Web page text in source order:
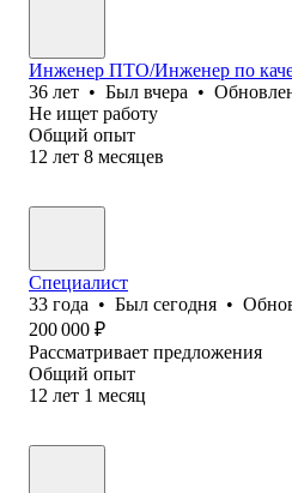
Инженер ПТО/Инженер по
36 лет • Был вчера •
Не ищет работу
Общий опыт
12 лет 8 месяцев
Специалист
33 года • Был сегодня •
200 000 ₽
Рассматривает предложения
Общий опыт
12 лет 1 месяц